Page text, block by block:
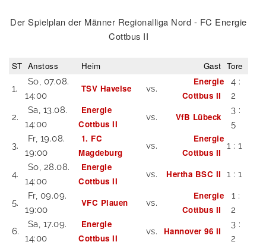
Der Spielplan der Männer Regionalliga Nord - FC Energie
Cottbus II
ST Anstoss Heim Gast Tore
1.
So, 07.08.
14:00
TSV Havelse vs.
Energie
Cottbus II
4 :
2
2.
Sa, 13.08.
14:00
Energie
Cottbus II
vs. VfB Lübeck
3 :
5
3.
Fr, 19.08.
19:00
1. FC
Magdeburg
vs.
Energie
Cottbus II
1 : 1
4.
So, 28.08.
14:00
Energie
Cottbus II
vs. Hertha BSC II 1 : 1
5.
Fr, 09.09.
19:00
VFC Plauen vs.
Energie
Cottbus II
1 :
2
6.
Sa, 17.09.
14:00
Energie
Cottbus II
vs. Hannover 96 II
3 :
2